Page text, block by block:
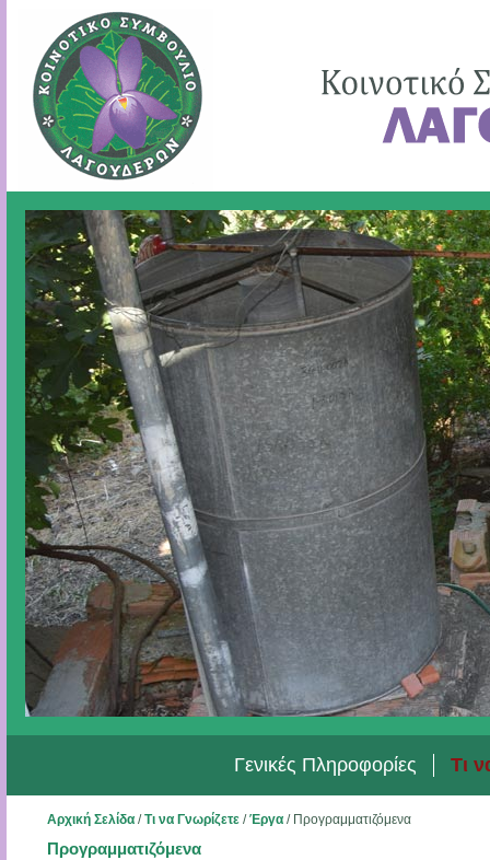
Γενικές Πληροφορίες Τι
Αρχική Σελίδα/Τι να Γνωρίζετε/Έργα/ Προγραμματιζόμενα
Προγραμματιζόμενα